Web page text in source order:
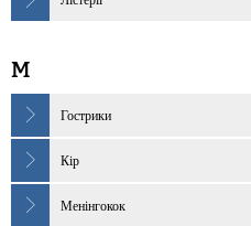
M
Гострики
Кір
Менінгокок